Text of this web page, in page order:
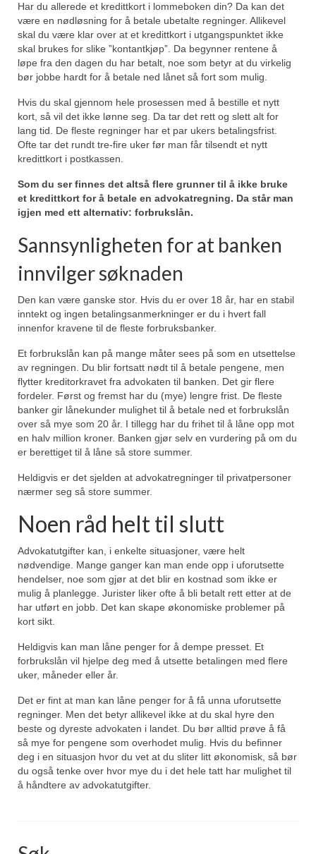
Har du allerede et kredittkort i lommeboken din? Da kan det
være en nødløsning for å betale ubetalte regninger. Allikevel
skal du være klar over at et kredittkort i utgangspunktet ikke
skal brukes for slike ”kontantkjøp”. Da begynner rentene å
løpe fra den dagen du har betalt, noe som betyr at du virkelig
bør jobbe hardt for å betale ned lånet så fort som mulig.
Hvis du skal gjennom hele prosessen med å bestille et nytt
kort, så vil det ikke lønne seg. Da tar det rett og slett alt for
lang tid. De fleste regninger har et par ukers betalingsfrist.
Ofte tar det rundt tre-fire uker før man får tilsendt et nytt
kredittkort i postkassen.
Som du ser finnes det altså flere grunner til å ikke bruke
et kredittkort for å betale en advokatregning. Da står man
igjen med ett alternativ: forbrukslån.
Sannsynligheten for at banken
innvilger søknaden
Den kan være ganske stor. Hvis du er over 18 år, har en stabil
inntekt og ingen betalingsanmerkninger er du i hvert fall
innenfor kravene til de fleste forbruksbanker.
Et forbrukslån kan på mange måter sees på som en utsettelse
av regningen. Du blir fortsatt nødt til å betale pengene, men
flytter kreditorkravet fra advokaten til banken. Det gir flere
fordeler. Først og fremst har du (mye) lengre frist. De fleste
banker gir lånekunder mulighet til å betale ned et forbrukslån
over så mye som 20 år. I tillegg har du frihet til å låne opp mot
en halv million kroner. Banken gjør selv en vurdering på om du
er berettiget til å låne så store summer.
Heldigvis er det sjelden at advokatregninger til privatpersoner
nærmer seg så store summer.
Noen råd helt til slutt
Advokatutgifter kan, i enkelte situasjoner, være helt
nødvendige. Mange ganger kan man ende opp i uforutsette
hendelser, noe som gjør at det blir en kostnad som ikke er
mulig å planlegge. Jurister liker ofte å bli betalt rett etter at de
har utført en jobb. Det kan skape økonomiske problemer på
kort sikt.
Heldigvis kan man låne penger for å dempe presset. Et
forbrukslån vil hjelpe deg med å utsette betalingen med flere
uker, måneder eller år.
Det er fint at man kan låne penger for å få unna uforutsette
regninger. Men det betyr allikevel ikke at du skal hyre den
beste og dyreste advokaten i landet. Du bør alltid prøve å få
så mye for pengene som overhodet mulig. Hvis du befinner
deg i en situasjon hvor du vet at du sliter litt økonomisk, så bør
du også tenke over hvor mye du i det hele tatt har mulighet til
å håndtere av advokatutgifter.